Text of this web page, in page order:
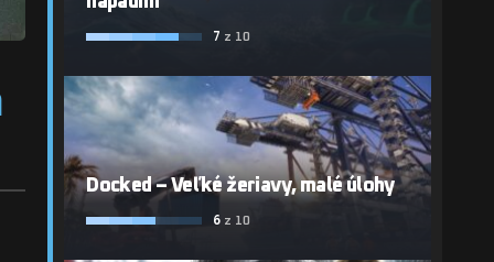
7 z 10
Docked – Veľké žeriavy, malé úlohy
6 z 10